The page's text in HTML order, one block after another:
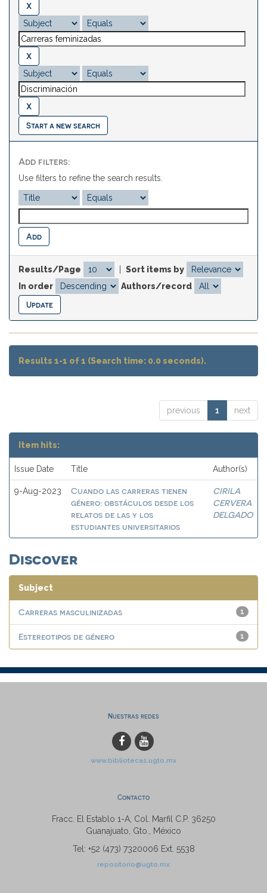
Start a new search
Add filters:
Use filters to refine the search results.
Results/Page
Sort items by
In order
Authors/record
Results 1-1 of 1 (Search time: 0.0 seconds).
previous 1 next
Item hits:
Issue Date Title Author(s)
9-Aug-2023
Cuando las carreras tienen
género: obstáculos desde los
relatos de las y los
estudiantes universitarios
CIRILA
CERVERA
DELGADO
Discover
Subject
1
Carreras masculinizadas
1
Estereotipos de género
Nuestras redes
www.bibliotecas.ugto.mx
Contacto
Fracc. El Establo 1-A, Col. Marfil C.P. 36250
Guanajuato, Gto., México
Tel: +52 (473) 7320006 Ext. 5538
repositorio@ugto.mx